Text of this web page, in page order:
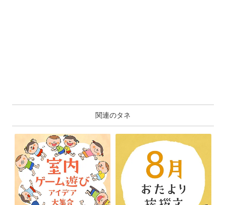
関連のタネ